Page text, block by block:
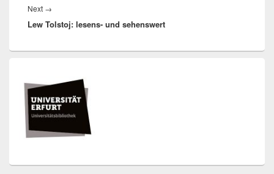
Next →
post:
Lew Tolstoj: lesens- und sehenswert
Widget-
Bereich